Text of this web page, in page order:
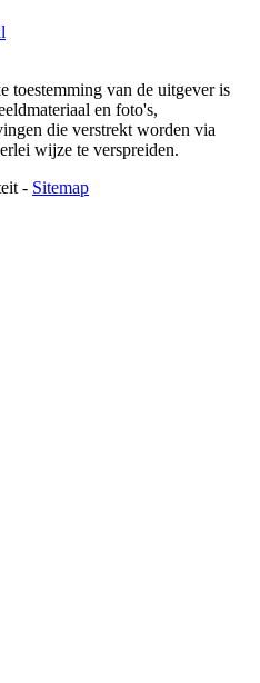
toestemming van de uitgever is
en foto's,
die verstrekt worden via
wijze te verspreiden.
- Sitemap